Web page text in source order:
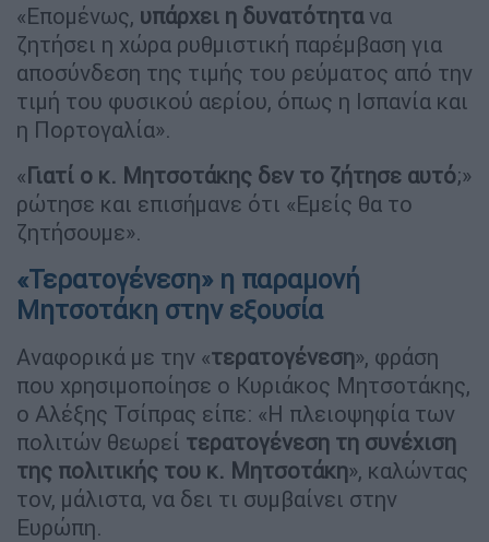
«Επομένως, υπάρχει η δυνατότητανα
ζητήσει η χώρα ρυθμιστική παρέμβαση για
αποσύνδεση της τιμής του ρεύματος από την
τιμή του φυσικού αερίου, όπως η Ισπανία και
η Πορτογαλία».
«Γιατί ο κ. Μητσοτάκης δεν το ζήτησε αυτό;»
ρώτησε και επισήμανε ότι «Εμείς θα το
ζητήσουμε».
«Τερατογένεση» η παραμονή
Μητσοτάκη στην εξουσία
Αναφορικά με την «τερατογένεση», φράση
που χρησιμοποίησε ο Κυριάκος Μητσοτάκης,
ο Αλέξης Τσίπρας είπε: «Η πλειοψηφία των
πολιτών θεωρεί τερατογένεση τη συνέχιση
της πολιτικής του κ. Μητσοτάκη», καλώντας
τον, μάλιστα, να δει τι συμβαίνει στην
Ευρώπη.